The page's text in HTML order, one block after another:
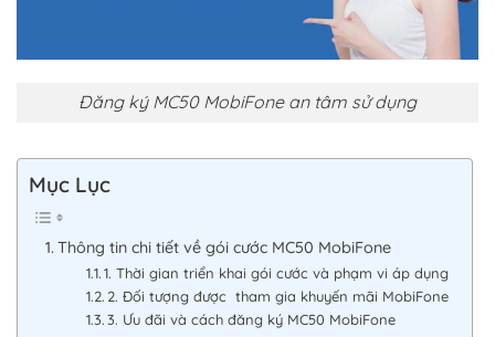
Đăng ký MC50 MobiFone an tâm sử dụng
Mục Lục
Thông tin chi tiết về gói cước MC50 MobiFone
1. Thời gian triển khai gói cước và phạm vi áp dụng
2. Đối tượng được tham gia khuyến mãi MobiFone
3. Ưu đãi và cách đăng ký MC50 MobiFone